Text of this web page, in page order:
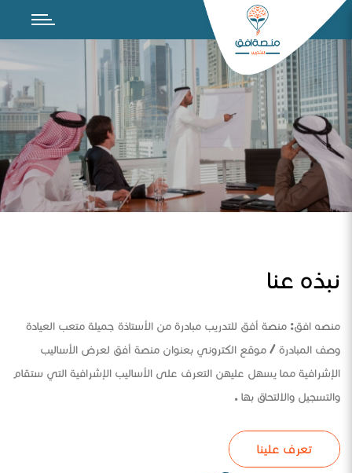
نبذه عنا
منصه افق: منصة أفق للتدريب مبادرة من الأستاذة جميلة متعب العيادة
وصف المبادرة / موقع الكتروني بعنوان منصة أفق لعرض الأساليب
الإشرافية مما يسهل عليهن التعرف على الأساليب الإشرافية التي ستقام
والتسجيل والالتحاق بها .
تعرف علينا